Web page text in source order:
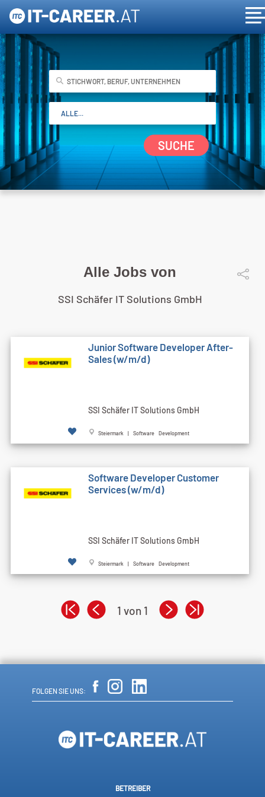
SUCHE
Alle Jobs von
SSI Schäfer IT Solutions GmbH
Junior Software Developer After-
Sales (w/m/d)
SSI Schäfer IT Solutions GmbH
Steiermark | Software Development
Software Developer Customer
Services (w/m/d)
SSI Schäfer IT Solutions GmbH
Steiermark | Software Development
1 von 1
FOLGEN SIE UNS:
BETREIBER